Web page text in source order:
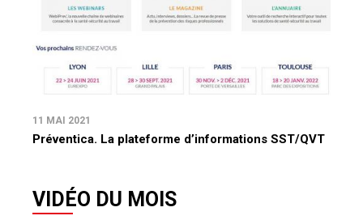
11 MAI 2021
Préventica. La plateforme d’informations SST/QVT
VIDÉO DU MOIS